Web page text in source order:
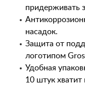
придерживать
насадок.
Защита от
логотипом
Удобная
10 штук